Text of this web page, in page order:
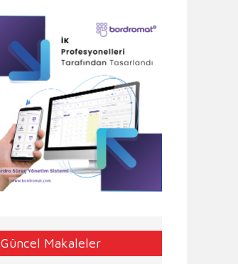
Güncel Makaleler